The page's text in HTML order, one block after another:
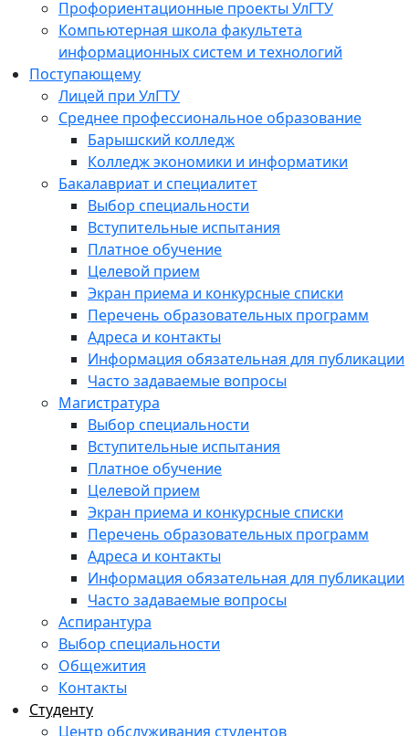
Профориентационные проекты УлГТУ
Компьютерная школа факультета
информационных систем и технологий
Поступающему
Лицей при УлГТУ
Среднее профессиональное образование
Барышский колледж
Колледж экономики и информатики
Бакалавриат и специалитет
Выбор специальности
Вступительные испытания
Платное обучение
Целевой прием
Экран приема и конкурсные списки
Перечень образовательных программ
Адреса и контакты
Информация обязательная для публикации
Часто задаваемые вопросы
Магистратура
Выбор специальности
Вступительные испытания
Платное обучение
Целевой прием
Экран приема и конкурсные списки
Перечень образовательных программ
Адреса и контакты
Информация обязательная для публикации
Часто задаваемые вопросы
Аспирантура
Выбор специальности
Общежития
Контакты
Студенту
Центр обслуживания студентов